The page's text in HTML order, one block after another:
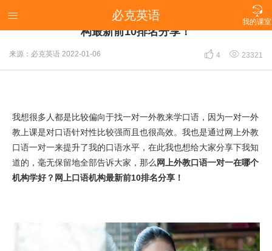

我的课室
 必克英语
网上外教口语一对一在哪个机构学好？网上口语机
构最新前10排名分享！
来源：必克英语 2022-01-06  4  23321
我想很多人都是比较偏向于找一对一外教来学口语，因为一对一外
教上课是对口语针对性比较强而且也很高效。我也是通过网上外教
口语一对一来提升了我的口语水平，在此我也想给大家分享下我知
道的，毫无保留地全部告诉大家，那么 网上外教口语一对一在哪个
机构学好？网上口语机构最新前10排名分享！